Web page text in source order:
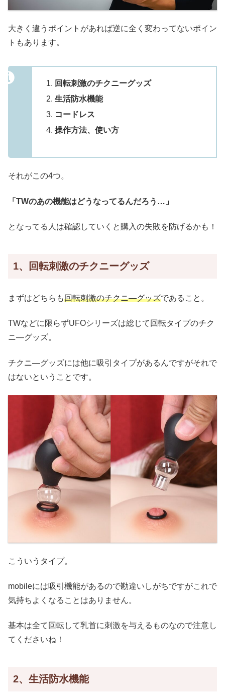
大きく違うポイントがあれば逆に全く変わってないポイン
トもあります。
回転刺激のチクニーグッズ
生活防水機能
コードレス
操作方法、使い方
それがこの4つ。
「TWのあの機能はどうなってるんだろう…」
となってる人は確認していくと購入の失敗を防げるかも！
1、回転刺激のチクニーグッズ
まずはどちらも回転刺激のチクニ―グッズであること。
TWなどに限らずUFOシリーズは総じて回転タイプのチク
ニ―グッズ。
チクニ―グッズには他に吸引タイプがあるんですがそれで
はないということです。
こういうタイプ。
mobileには吸引機能があるので勘違いしがちですがこれで
気持ちよくなることはありません。
基本は全て回転して乳首に刺激を与えるものなので注意し
てくださいね！
2、生活防水機能